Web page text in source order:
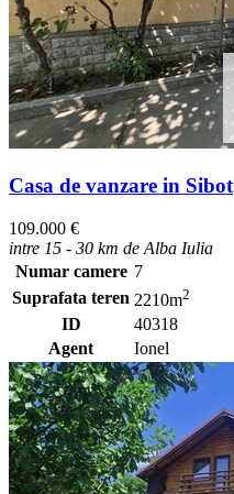
Casa de vanzare in Sibot
109.000 €
intre 15 - 30 km de Alba Iulia
Numar camere 7
Suprafata teren 2210m2
ID
40318
Agent
Ionel